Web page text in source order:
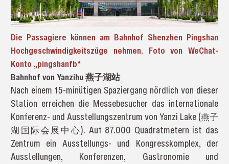
Die Passagiere können am Bahnhof Shenzhen Pingshan
Hochgeschwindigkeitszüge nehmen. Foto von WeChat-
Konto „pingshanfb“
Bahnhof von Yanzihu 燕子湖站
Nach einem 15-minütigen Spaziergang nördlich von dieser
Station erreichen die Messebesucher das internationale
Konferenz- und Ausstellungszentrum von Yanzi Lake (燕子
湖国际会展中心). Auf 87.000 Quadratmetern ist das
Zentrum ein Ausstellungs- und Kongresskomplex, der
Ausstellungen, Konferenzen, Gastronomie und